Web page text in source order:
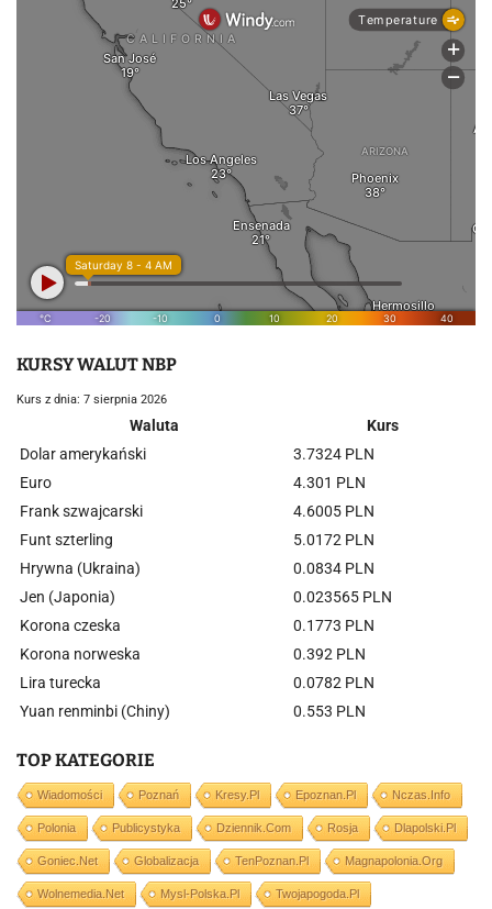
KURSY WALUT NBP
Kurs z dnia: 7 sierpnia 2026
Waluta
Kurs
Dolar amerykański
3.7324 PLN
Euro
4.301 PLN
Frank szwajcarski
4.6005 PLN
Funt szterling
5.0172 PLN
Hrywna (Ukraina)
0.0834 PLN
Jen (Japonia)
0.023565 PLN
Korona czeska
0.1773 PLN
Korona norweska
0.392 PLN
Lira turecka
0.0782 PLN
Yuan renminbi (Chiny)
0.553 PLN
TOP KATEGORIE
Wiadomości Poznań Kresy.pl Epoznan.pl Nczas.info
Polonia Publicystyka Dziennik.com Rosja Dlapolski.pl
Goniec.net Globalizacja TenPoznan.pl Magnapolonia.org
Wolnemedia.net Mysl-Polska.pl Twojapogoda.pl